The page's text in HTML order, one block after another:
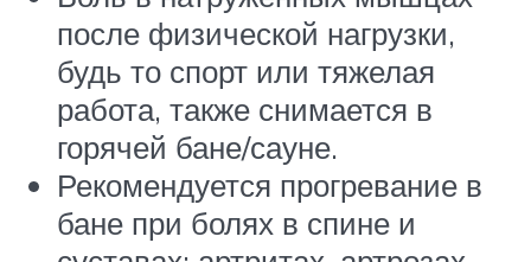
после физической нагрузки,
будь то спорт или тяжелая
работа, также снимается в
горячей бане/сауне.
Рекомендуется прогревание в
бане при болях в спине и